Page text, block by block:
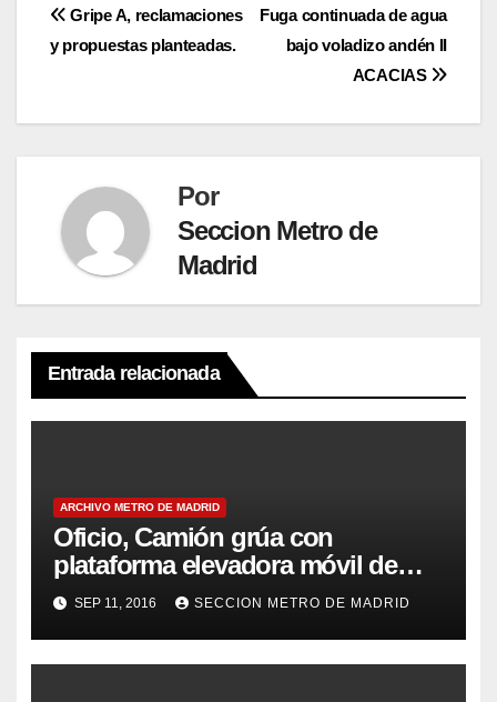
Navegación
de
entradas
Fuga continuada de agua
bajo voladizo andén II
ACACIAS
Gripe A, reclamaciones
y propuestas planteadas.
Por
Seccion Metro de
Madrid
Entrada relacionada
ARCHIVO METRO DE MADRID
Oficio, Camión grúa con
plataforma elevadora móvil de
personal
SEP 11, 2016 SECCION METRO DE MADRID